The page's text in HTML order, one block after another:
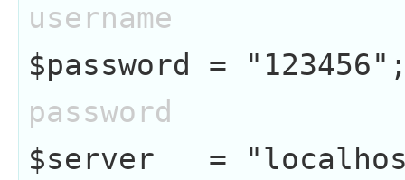
username
$password =
password
$server   =